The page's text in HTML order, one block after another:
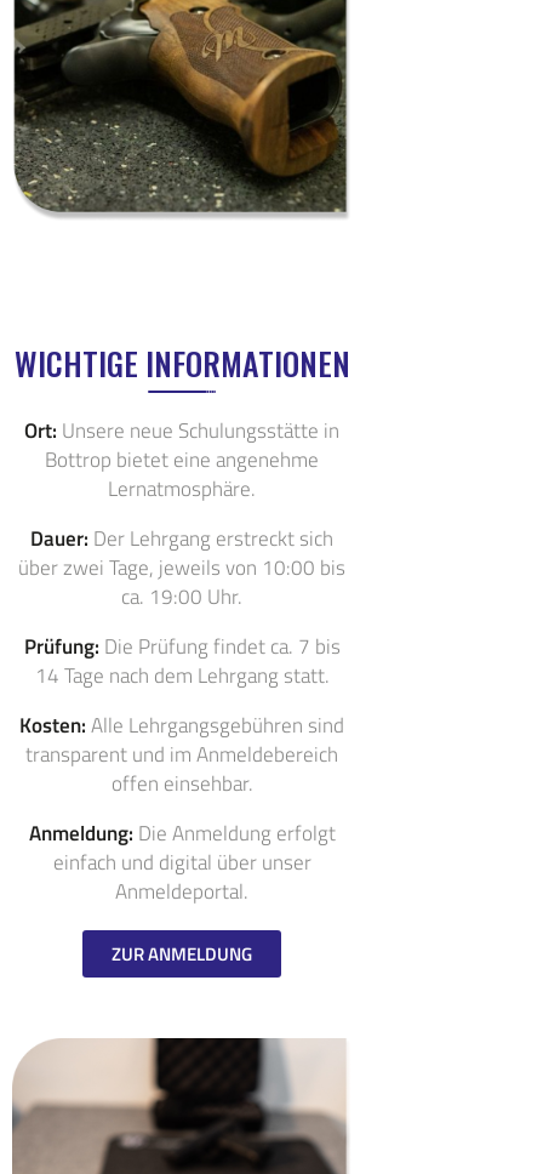
WICHTIGE INFORMATIONEN
Ort: Unsere neue Schulungsstätte in
Bottrop bietet eine angenehme
Lernatmosphäre.
Dauer: Der Lehrgang erstreckt sich
über zwei Tage, jeweils von 10:00 bis
ca. 19:00 Uhr.
Prüfung: Die Prüfung findet ca. 7 bis
14 Tage nach dem Lehrgang statt.
Kosten:Alle Lehrgangsgebühren sind
transparent und im Anmeldebereich
offen einsehbar.
Anmeldung: Die Anmeldung erfolgt
einfach und digital über unser
Anmeldeportal.
ZUR ANMELDUNG